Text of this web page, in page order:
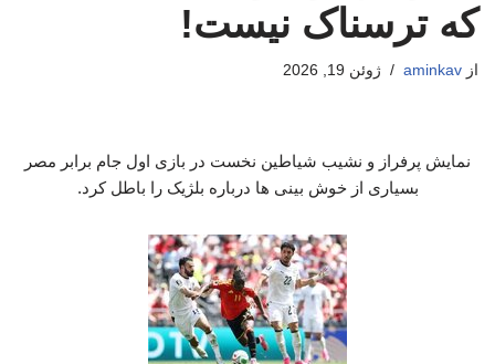
که ترسناک نیست!
از aminkav ژوئن 19, 2026
نمایش پرفراز و نشیب شیاطین نخست در بازی اول جام برابر مصر
بسیاری از خوش بینی ها درباره بلژیک را باطل کرد.